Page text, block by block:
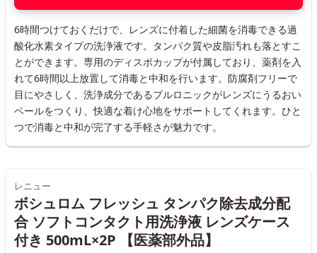
6時間つけておくだけで、レンズに付着した細菌を消毒できる過
酸化水素タイプの洗浄液です。タンパク質や皮脂汚れも落とすこ
とができます。専用のディスポカップが付属しており、薬剤を入
れて6時間以上放置して消毒と中和を行います。防腐剤フリーで
目にやさしく、洗浄成分であるプルロニックがレンズにうるおい
ベールをつくり、快適な着け心地をサポートしてくれます。ひと
つで消毒と中和が完了する手軽さが魅力です。
レニュー
ボシュロム フレッシュ タンパク除去成分配
合 ソフトコンタクト用洗浄液 レンズケース
付き 500mL×2P 【医薬部外品】